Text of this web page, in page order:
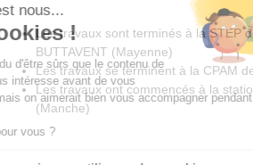
Les travaux sont terminés à la STEP
BUTTAVENT (Mayenne)
Les travaux se terminent à la CPAM
Les travaux ont commencés à la
(Manche)